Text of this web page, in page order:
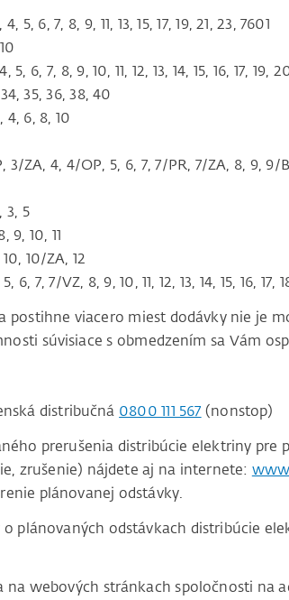
5, 6, 7, 8, 9, 11, 13, 15, 17, 19, 21, 23, 7601
6, 7, 8, 9, 10, 11, 12, 13, 14, 15, 16, 17, 19,
35, 36, 38, 40
4, 6, 8, 10
3/ZA, 4, 4/OP, 5, 6, 7, 7/PR, 7/ZA, 8, 9, 9/
3, 5
9, 10, 11
10/ZA, 12
6, 7, 7/VZ, 8, 9, 10, 11, 12, 13, 14, 15, 16, 17,
postihne viacero miest dodávky nie je
súvisiace s obmedzením sa Vám
distribučná 0800 111 567 (nonstop)
prerušenia distribúcie elektriny pre
zrušenie) nájdete aj na internete:
plánovanej odstávky.
plánovaných odstávkach distribúcie
webových stránkach spoločnosti na